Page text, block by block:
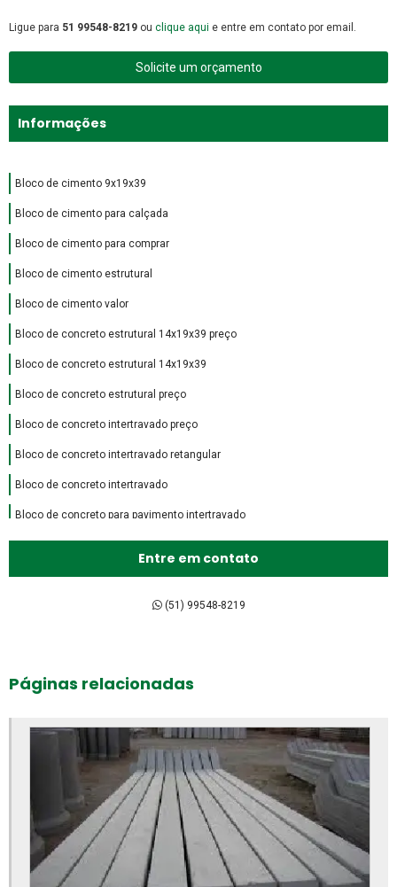
Ligue para 51 99548-8219 ou clique aqui e entre em contato por email.
Solicite um orçamento
Informações
Bloco de cimento 9x19x39
Bloco de cimento para calçada
Bloco de cimento para comprar
Bloco de cimento estrutural
Bloco de cimento valor
Bloco de concreto estrutural 14x19x39 preço
Bloco de concreto estrutural 14x19x39
Bloco de concreto estrutural preço
Bloco de concreto intertravado preço
Bloco de concreto intertravado retangular
Bloco de concreto intertravado
Bloco de concreto para pavimento intertravado
Bloco intertravado de concreto preço
Bloco intertravado de concreto
Bloco intertravado retangular
Bloco intertravado
Blocos para calçada preço
Blocos para calçada
Blocos para calçamento
Blocos de concreto 14x19x39 fábrica
Blocos de concreto 14x19x39 preço
Entre em contato
(51) 99548-8219
Páginas relacionadas